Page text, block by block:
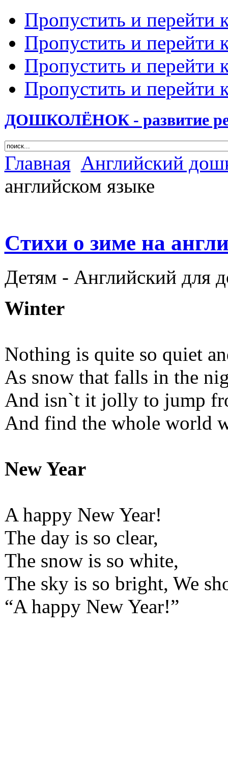
Пропустить и перейти
Пропустить и перейти
Пропустить и перейти
Пропустить и перейти
ДОШКОЛЁНОК - развитие
Главная Английский
английском языке
Cтихи о зиме на
Детям - Английский для
Winter
Nothing is quite so quiet
As snow that falls in the
And isn`t it jolly to jump
And find the whole world
New Year
A happy New Year!
The day is so clear,
The snow is so white,
The sky is so bright, We
“A happy New Year!”